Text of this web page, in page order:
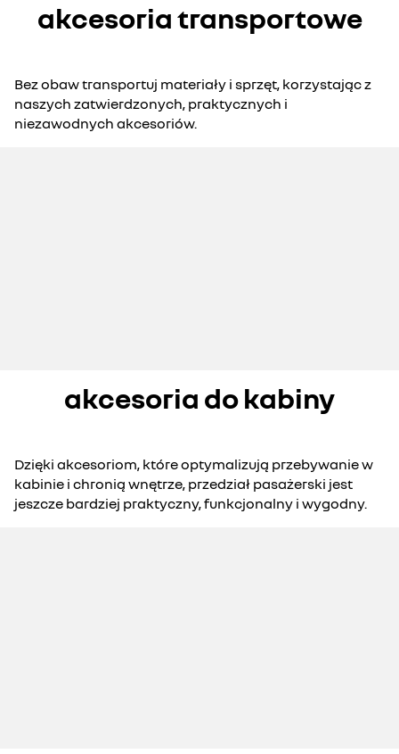
akcesoria transportowe
Bez obaw transportuj materiały i sprzęt, korzystając z
naszych zatwierdzonych, praktycznych i
niezawodnych akcesoriów.
akcesoria do kabiny
Dzięki akcesoriom, które optymalizują przebywanie w
kabinie i chronią wnętrze, przedział pasażerski jest
jeszcze bardziej praktyczny, funkcjonalny i wygodny.